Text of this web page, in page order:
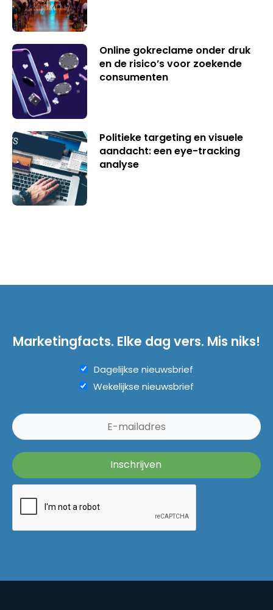
Online gokreclame onder druk
en de risico’s voor zoekende
consumenten
Politieke targeting en visuele
aandacht: een eye-tracking
analyse
Marketingfacts. Elke dag vers. Mis niks!
Dagelijkse nieuwsbrief
Wekelijkse nieuwsbrief